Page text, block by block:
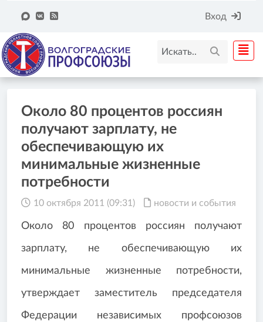
Вход
Около 80 процентов россиян
получают зарплату, не
обеспечивающую их
минимальные жизненные
потребности
10 октября 2011 (09:31) новости и события
Около 80 процентов россиян получают
зарплату, не обеспечивающую их
минимальные жизненные потребности,
утверждает заместитель председателя
Федерации независимых профсоюзов